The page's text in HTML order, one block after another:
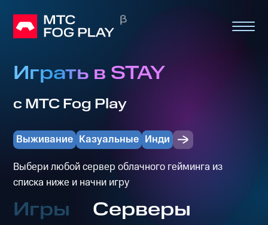
Играть в STAY
с МТС Fog Play
Выживание Казуальные Инди
Выбери любой сервер облачного гейминга из
списка ниже и начни игру
Игры Серверы